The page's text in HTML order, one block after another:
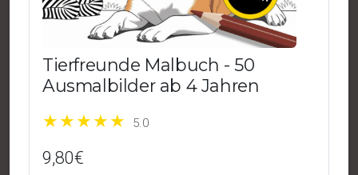
Tierfreunde Malbuch - 50
Ausmalbilder ab 4 Jahren
5.0
9,80€